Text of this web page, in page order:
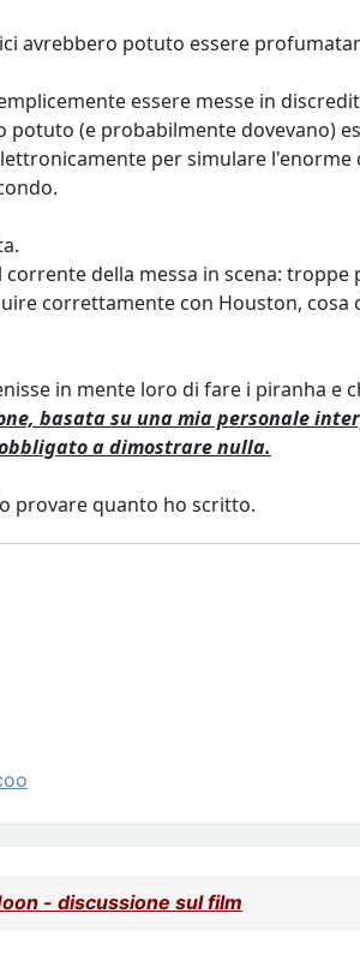
avrebbero potuto essere
essere messe in
(e probabilmente dovevano)
per simulare
della messa in scena:
correttamente con Houston,
in mente loro di fare i piranha
basata su una mia personale
a dimostrare nulla.
provare quanto ho scritto.
- discussione sul film